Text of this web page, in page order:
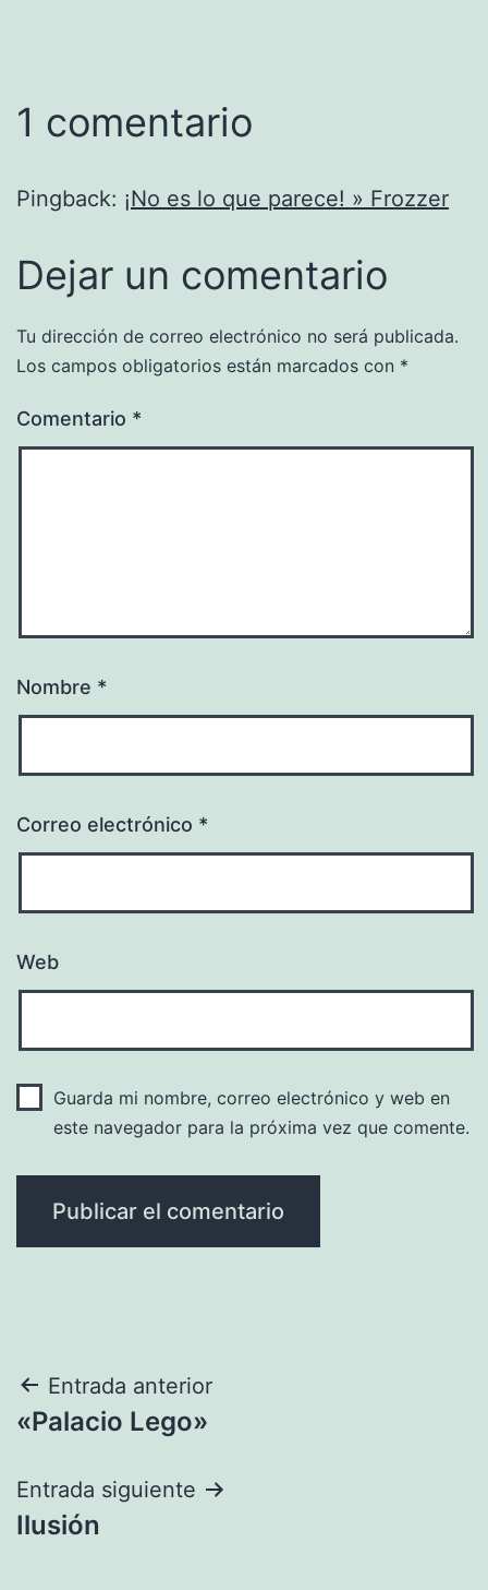
1 comentario
Pingback: ¡No es lo que parece! » Frozzer
Dejar un comentario
Tu dirección de correo electrónico no será publicada.
Los campos obligatorios están marcados con *
Comentario *
Nombre *
Correo electrónico *
Web
Guarda mi nombre, correo electrónico y web en
este navegador para la próxima vez que comente.
Navegación
de
entradas
Entrada anterior
«Palacio Lego»
Entrada siguiente
Ilusión